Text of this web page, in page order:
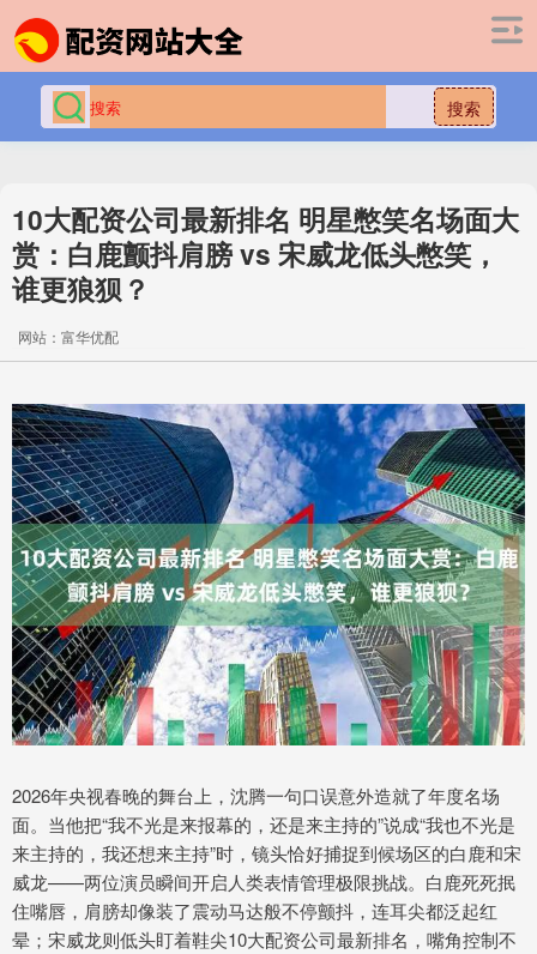
搜索
10大配资公司最新排名 明星憋笑名场面大
赏：白鹿颤抖肩膀 vs 宋威龙低头憋笑，
谁更狼狈？
网站：富华优配
2026年央视春晚的舞台上，沈腾一句口误意外造就了年度名场
面。当他把“我不光是来报幕的，还是来主持的”说成“我也不光是
来主持的，我还想来主持”时，镜头恰好捕捉到候场区的白鹿和宋
威龙——两位演员瞬间开启人类表情管理极限挑战。白鹿死死抿
住嘴唇，肩膀却像装了震动马达般不停颤抖，连耳尖都泛起红
晕；宋威龙则低头盯着鞋尖10大配资公司最新排名，嘴角控制不